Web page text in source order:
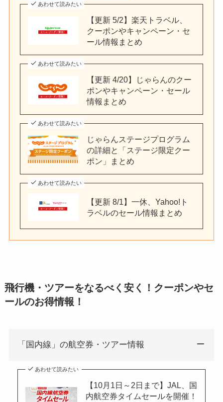
あわせて読みたい
【更新 5/2】楽天トラベル、
クーポンやキャンペーン・セ
ール情報まとめ
あわせて読みたい
【更新 4/20】じゃらんのクー
ポンやキャンペーン・セール
情報まとめ
あわせて読みたい
じゃらんステージプログラム
の詳細と「ステージ限定クー
ポン」まとめ
あわせて読みたい
【更新 8/1】一休、Yahoo!ト
ラベルのセール情報まとめ
飛行機・ツアーをなるべく安く！クーポンやセ
ールのお得情報！
「国内線」の航空券・ツアー情報
あわせて読みたい
【10月1日～2日まで】JAL、国
内航空券タイムセールを開催！